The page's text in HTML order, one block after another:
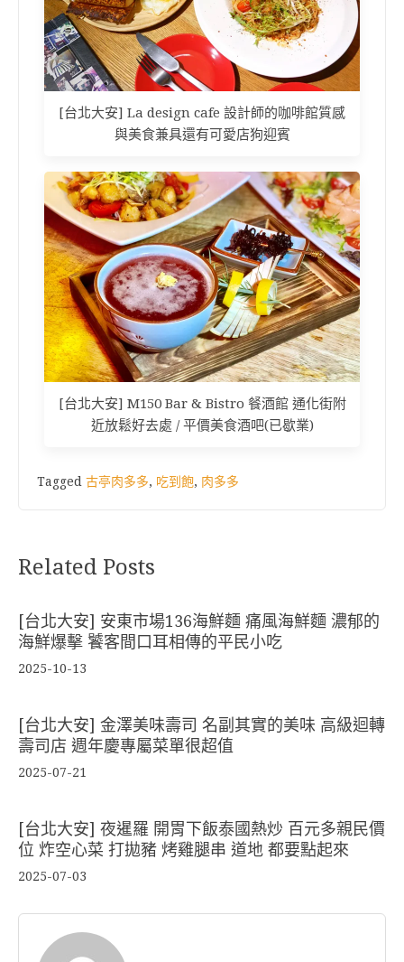
[台北大安] La design cafe 設計師的咖啡館質感
與美食兼具還有可愛店狗迎賓
[台北大安] M150 Bar & Bistro 餐酒館 通化街附
近放鬆好去處 / 平價美食酒吧(已歇業)
Tagged 古亭肉多多, 吃到飽, 肉多多
Related Posts
[台北大安] 安東市場136海鮮麵 痛風海鮮麵 濃郁的
海鮮爆擊 饕客間口耳相傳的平民小吃
2025-10-13
[台北大安] 金澤美味壽司 名副其實的美味 高級迴轉
壽司店 週年慶專屬菜單很超值
2025-07-21
[台北大安] 夜暹羅 開胃下飯泰國熱炒 百元多親民價
位 炸空心菜 打拋豬 烤雞腿串 道地 都要點起來
2025-07-03